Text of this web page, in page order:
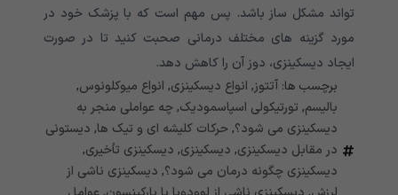
تواند مشکل ساز باشد. پس مهم است که با پزشک خود در
مورد گزینه های مختلف درمانی صحبت کنید تا در صورت
ایجاد دیسکینزی، دوز آن را کاهش دهد.
برچسب ها: آتتوز, انواع دیسکینزی, انواع میوکلونوس,
بالیسم, تورتیکولی اسپاسمودیک,چه عواملی منجر به
دیسکینزی می شود؟,حرکات کلیشه ای و تیک ها, دیستونی
در مقابل دیسکینزی, دیسکینزی, دیسکینزی تأخیری,
دیسکینزی چگونه درمان می شود؟, دیسکینزی ناشی از